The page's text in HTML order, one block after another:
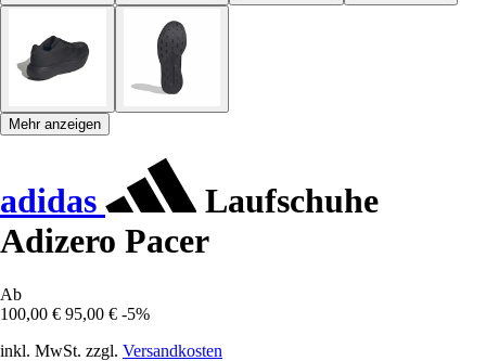
Mehr anzeigen
adidas
Laufschuhe
Adizero Pacer
Ab
100,00 € 95,00 € -5%
inkl. MwSt. zzgl. Versandkosten